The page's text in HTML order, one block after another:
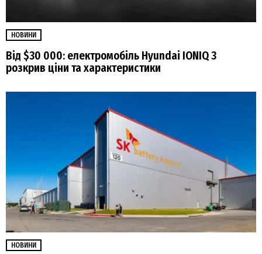
НОВИНИ
Від $30 000: електромобіль Hyundai IONIQ 3
розкрив ціни та характеристики
НОВИНИ